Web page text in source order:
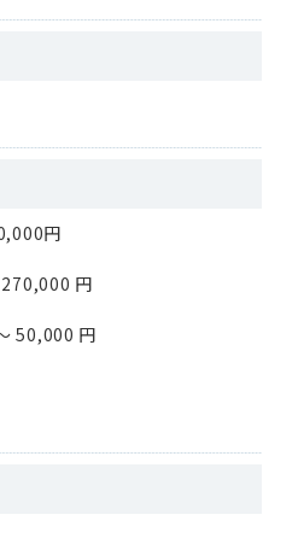
円
円
50,000 円